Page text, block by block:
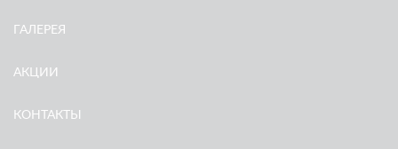
ГАЛЕРЕЯ
АКЦИИ
КОНТАКТЫ